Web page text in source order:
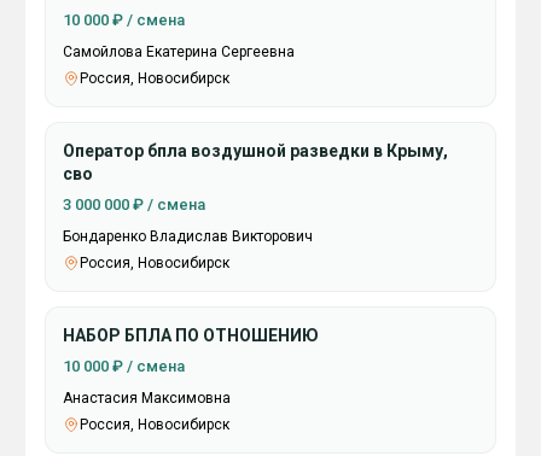
10 000 ₽ / смена
Самойлова Екатерина Сергеевна
Россия, Новосибирск
Оператор бпла воздушной разведки в Крыму,
сво
3 000 000 ₽ / смена
Бондаренко Владислав Викторович
Россия, Новосибирск
НАБОР БПЛА ПО ОТНОШЕНИЮ
10 000 ₽ / смена
Анастасия Максимовна
Россия, Новосибирск